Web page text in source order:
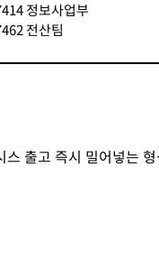
정보사업부
전산팀
출고 즉시 밀어넣는